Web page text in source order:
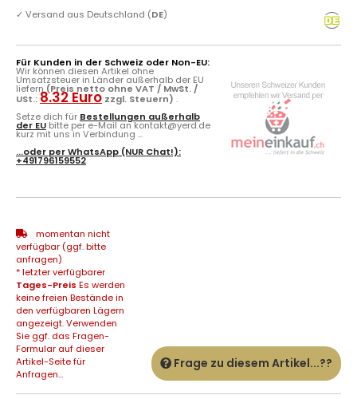
✓ Versand aus Deutschland (DE)
Für Kunden in der Schweiz oder Non-EU:
Wir können diesen Artikel ohne
Umsatzsteuer in Länder außerhalb der EU
liefern(Preis netto ohne VAT / MwSt. /
USt.: 8.32 Euro zzgl. Steuern) .
Setze dich für Bestellungen außerhalb
der EU bitte per e-Mail an kontakt@yerd.de
kurz mit uns in Verbindung ...
...oder perWhatsApp (NUR Chat!):
+491796159552
momentan nicht
verfügbar (ggf. bitte
anfragen)
* letzter verfügbarer
Tages-Preis Es werden
keine freien Bestände in
den verfügbaren Lägern
angezeigt. Verwenden
Sie ggf. das Fragen-
Formular auf dieser
Artikel-Seite für
Anfragen...
Frage zu diesem Artikel...??